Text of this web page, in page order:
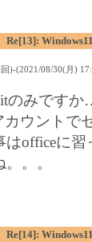
Re[13]:
)-(2021/08/30(月)
のみです
カウントで
はofficeに
。。
Re[14]: